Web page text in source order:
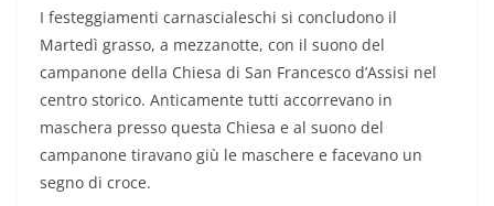
I festeggiamenti carnascialeschi si concludono il
Martedì grasso, a mezzanotte, con il suono del
campanone della Chiesa di San Francesco d’Assisi nel
centro storico. Anticamente tutti accorrevano in
maschera presso questa Chiesa e al suono del
campanone tiravano giù le maschere e facevano un
segno di croce.